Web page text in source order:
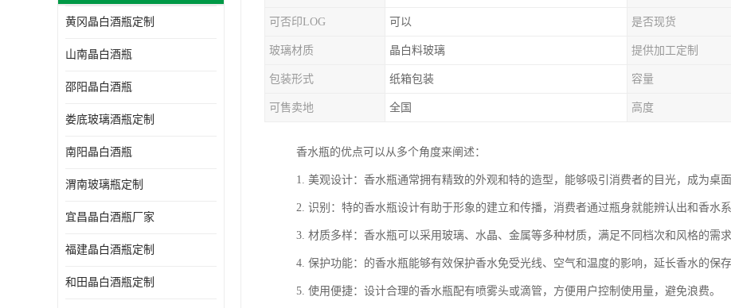
黄冈晶白酒瓶定制
山南晶白酒瓶
邵阳晶白酒瓶
娄底玻璃酒瓶定制
南阳晶白酒瓶
渭南玻璃瓶定制
宜昌晶白酒瓶厂家
福建晶白酒瓶定制
和田晶白酒瓶定制
可否印LOG 可以 是否现货
玻璃材质 晶白料玻璃 提供加工定制
包装形式 纸箱包装 容量
可售卖地 全国 高度
香水瓶的优点可以从多个角度来阐述：
1. 美观设计：香水瓶通常拥有精致的外观和特的造型，能够吸引消费者的目光，成为桌
2. 识别：特的香水瓶设计有助于形象的建立和传播，消费者通过瓶身就能辨认出和香水系
3. 材质多样：香水瓶可以采用玻璃、水晶、金属等多种材质，满足不同档次和风格的需
4. 保护功能：的香水瓶能够有效保护香水免受光线、空气和温度的影响，延长香水的保存
5. 使用便捷：设计合理的香水瓶配有喷雾头或滴管，方便用户控制使用量，避免浪费。